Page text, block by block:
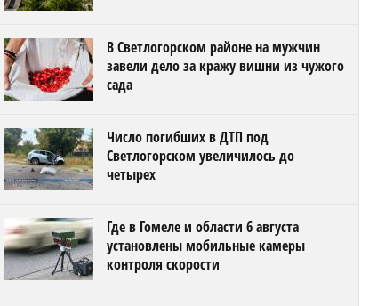
В Светлогорском районе на мужчин
завели дело за кражу вишни из чужого
сада
Число погибших в ДТП под
Светлогорском увеличилось до
четырех
Где в Гомеле и области 6 августа
установлены мобильные камеры
контроля скорости